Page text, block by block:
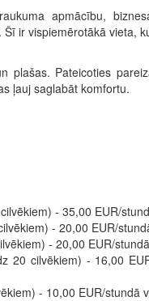
apmācību,
ir vispiemērotākā vieta,
plašas. Pateicoties
ļauj saglabāt komfortu.
- 35,00 EUR/
- 20,00 EUR/
- 20,00 EUR/
20 cilvēkiem) - 16,00
- 10,00 EUR/stundā